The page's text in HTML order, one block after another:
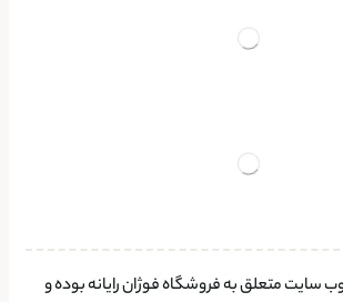
سایت متعلق به فروشگاه فوژان رایانه بوده و